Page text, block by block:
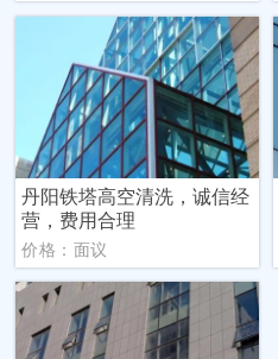
丹阳铁塔高空清洗，诚信经
营，费用合理
价格：面议